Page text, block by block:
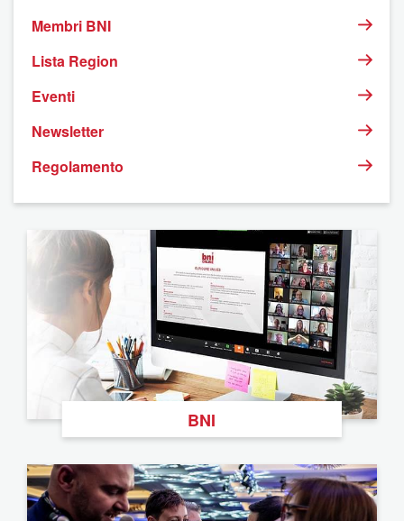
Membri BNI
Lista Region
Eventi
Newsletter
Regolamento
BNI